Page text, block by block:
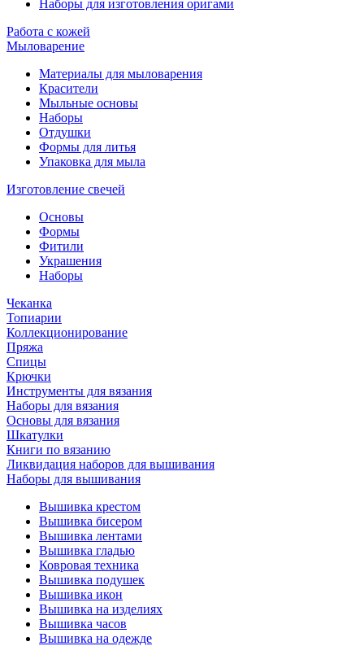
Наборы для изготовления оригами
Работа с кожей
Мыловарение
Материалы для мыловарения
Красители
Мыльные основы
Наборы
Отдушки
Формы для литья
Упаковка для мыла
Изготовление свечей
Основы
Формы
Фитили
Украшения
Наборы
Чеканка
Топиарии
Коллекционирование
Пряжа
Спицы
Крючки
Инструменты для вязания
Наборы для вязания
Основы для вязания
Шкатулки
Книги по вязанию
Ликвидация наборов для вышивания
Наборы для вышивания
Вышивка крестом
Вышивка бисером
Вышивка лентами
Вышивка гладью
Ковровая техника
Вышивка подушек
Вышивка икон
Вышивка на изделиях
Вышивка часов
Вышивка на одежде